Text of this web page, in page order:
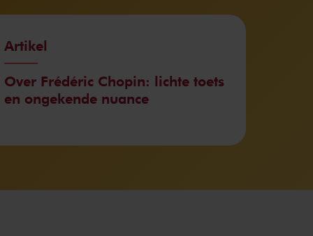
Artikel
Over Frédéric Chopin: lichte toets
en ongekende nuance